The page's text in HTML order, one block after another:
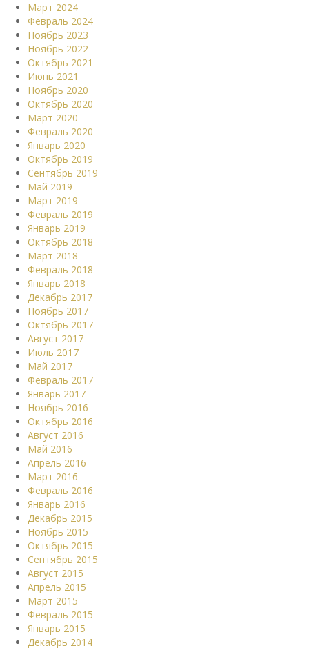
Март 2024
Февраль 2024
Ноябрь 2023
Ноябрь 2022
Октябрь 2021
Июнь 2021
Ноябрь 2020
Октябрь 2020
Март 2020
Февраль 2020
Январь 2020
Октябрь 2019
Сентябрь 2019
Май 2019
Март 2019
Февраль 2019
Январь 2019
Октябрь 2018
Март 2018
Февраль 2018
Январь 2018
Декабрь 2017
Ноябрь 2017
Октябрь 2017
Август 2017
Июль 2017
Май 2017
Февраль 2017
Январь 2017
Ноябрь 2016
Октябрь 2016
Август 2016
Май 2016
Апрель 2016
Март 2016
Февраль 2016
Январь 2016
Декабрь 2015
Ноябрь 2015
Октябрь 2015
Сентябрь 2015
Август 2015
Апрель 2015
Март 2015
Февраль 2015
Январь 2015
Декабрь 2014